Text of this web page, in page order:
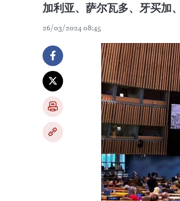
加利亚、萨尔瓦多、牙买加
26/03/2024 08:45